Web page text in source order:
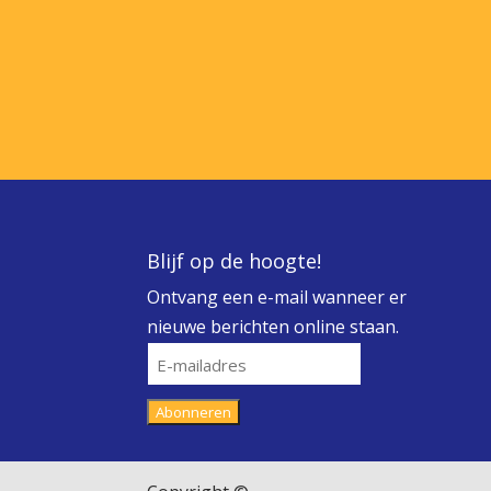
Blijf op de hoogte!
Ontvang een e-mail wanneer er
nieuwe berichten online staan.
E-
mailadres
Abonneren